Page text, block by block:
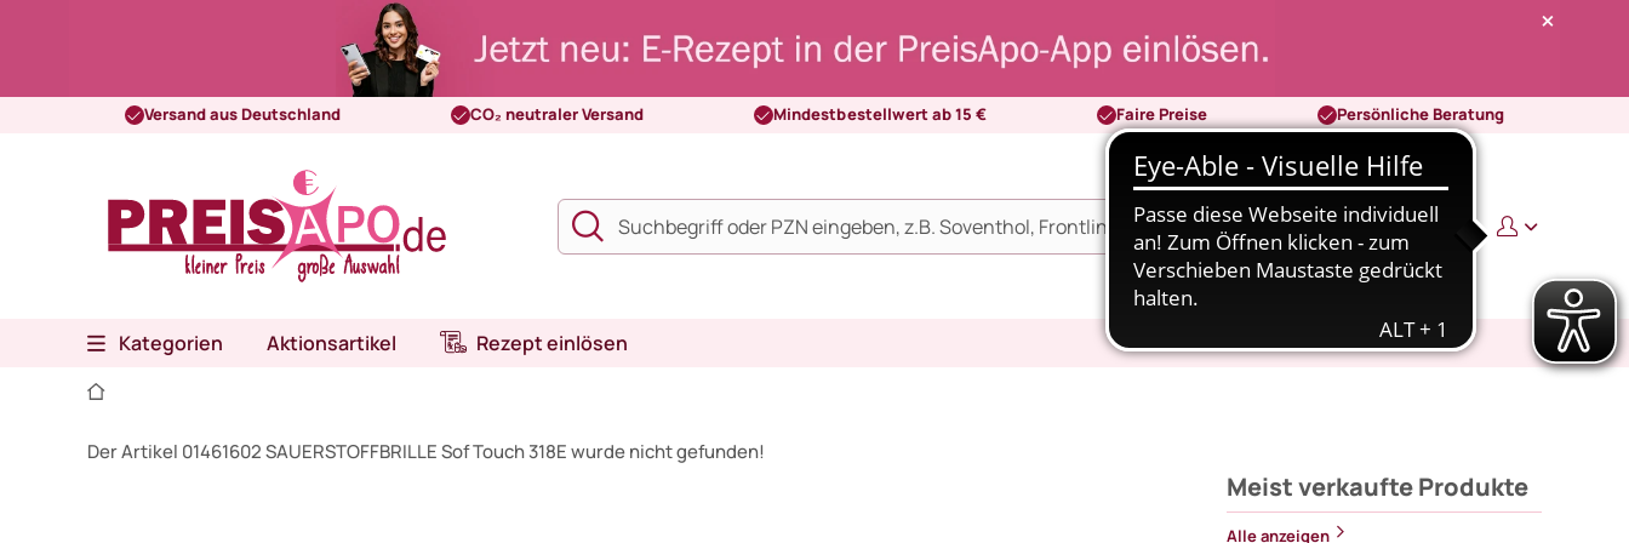
Versand aus Deutschland CO₂ neutraler Versand Mindestbestellwert ab 15 € Faire Preise Persönliche Beratung
0 0,00 €
Kategorien Aktionsartikel Rezept einlösen
Der Artikel 01461602 SAUERSTOFFBRILLE Sof Touch 318E wurde nicht gefunden!
Meist verkaufte Produkte
Alle anzeigen